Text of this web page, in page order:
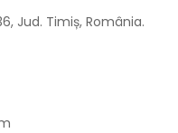
Jud. Timiș, România.